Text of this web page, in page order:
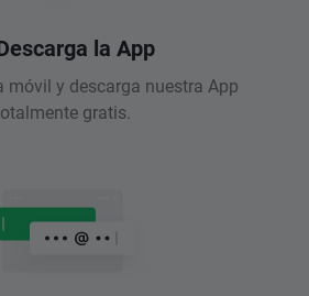
la App
móvil y descarga nuestra App
gratis.